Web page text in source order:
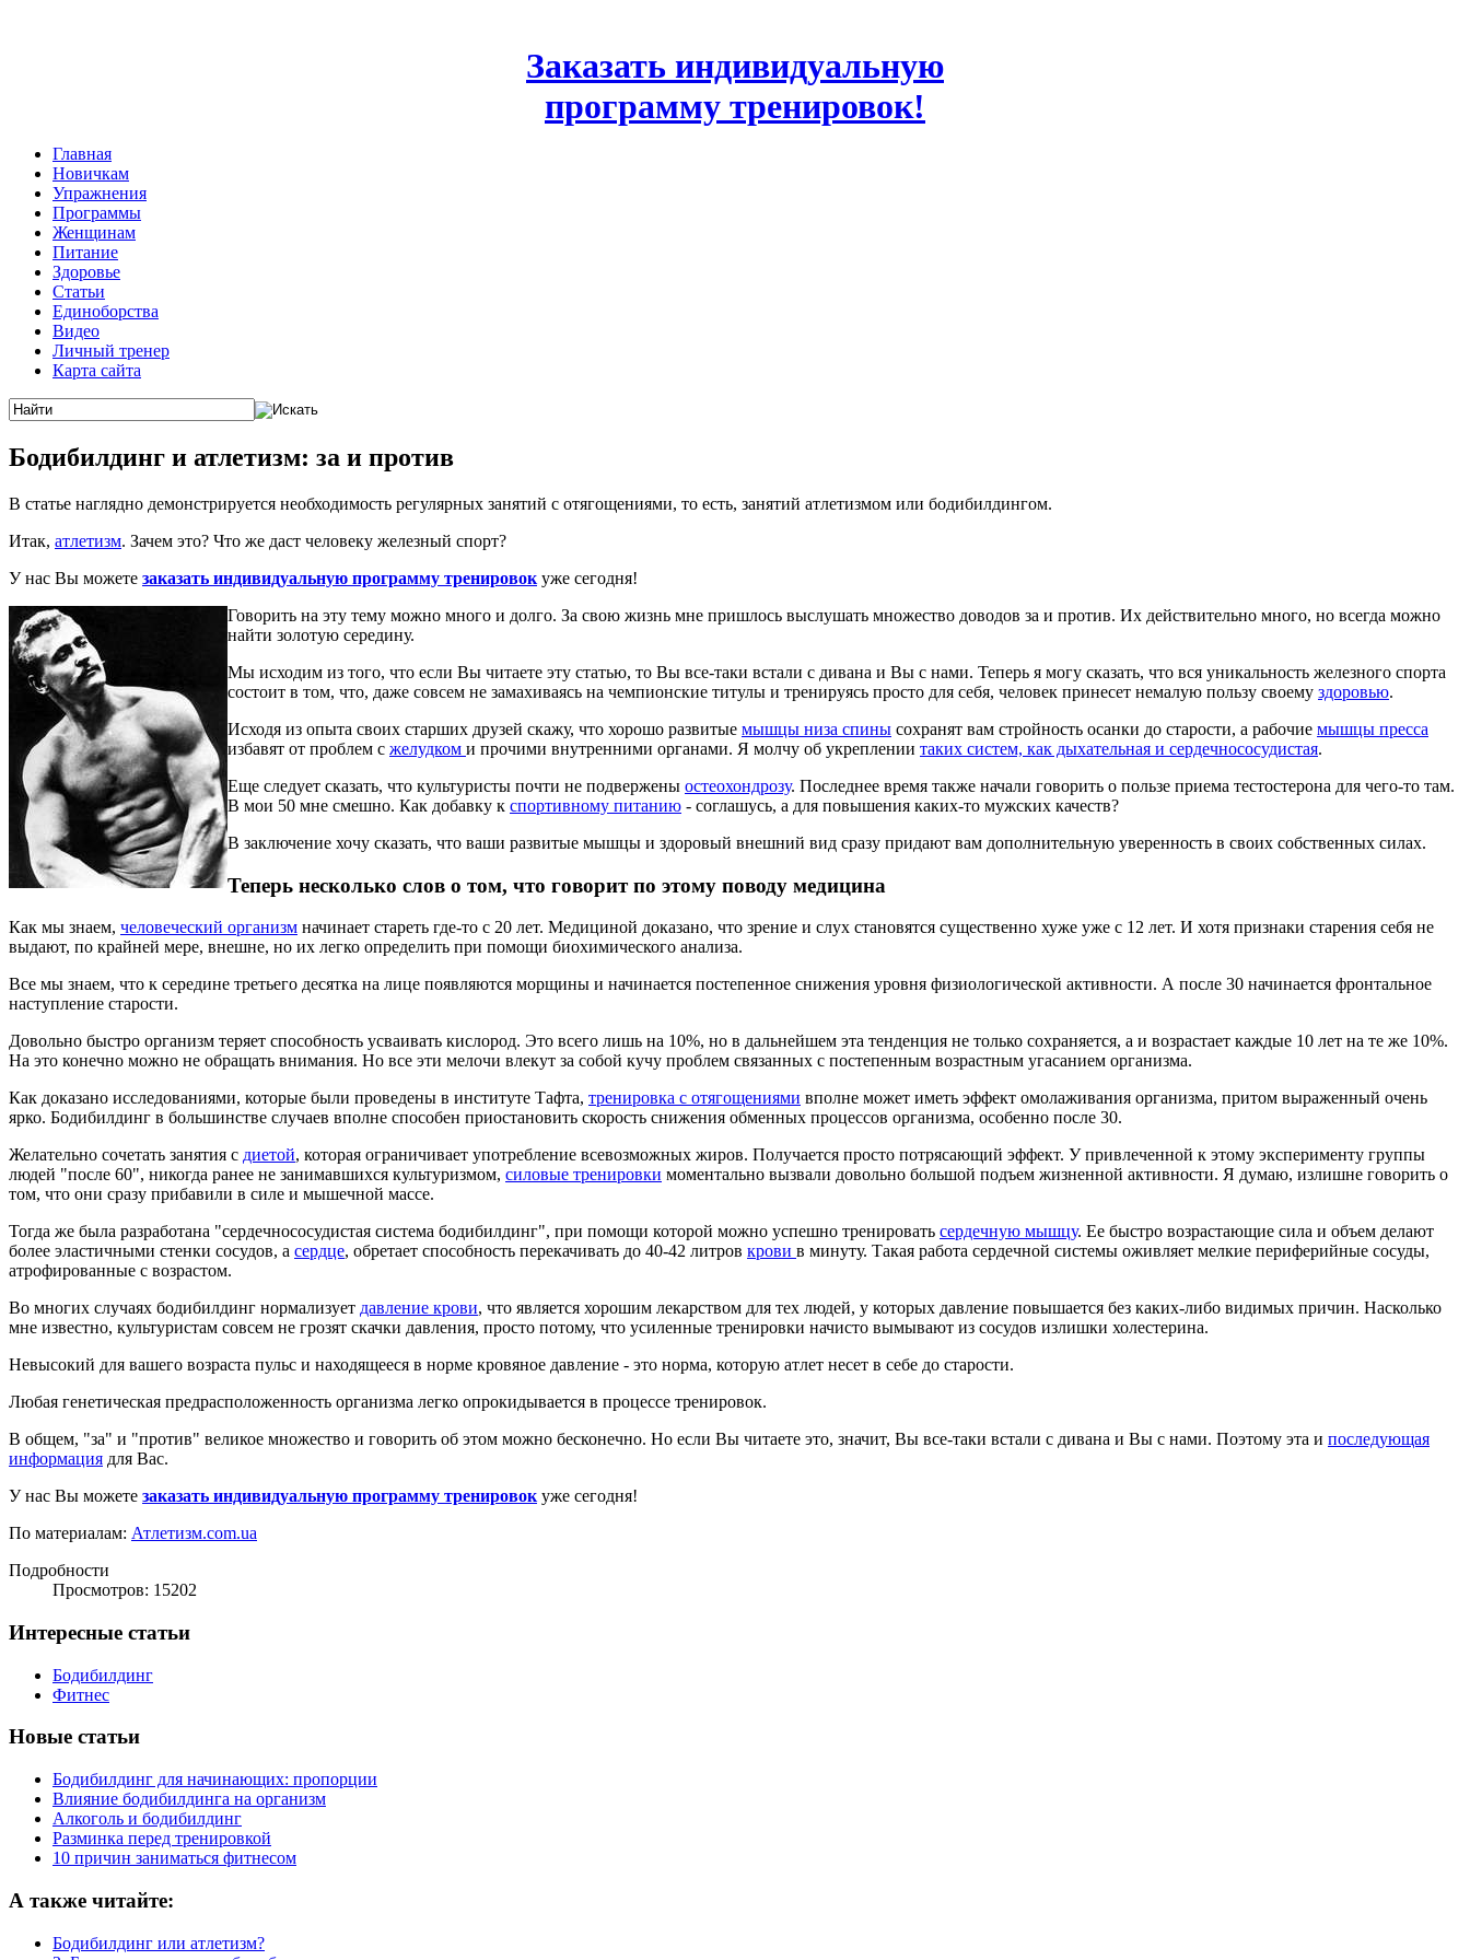
Заказать индивидуальную
программу тренировок!
Главная
Новичкам
Упражнения
Программы
Женщинам
Питание
Здоровье
Статьи
Единоборства
Видео
Личный тренер
Карта сайта
Бодибилдинг и атлетизм: за и против
В статье наглядно демонстрируется необходимость регулярных занятий с отягощениями, то есть, занятий атлетизмом или бодибилдингом.
Итак, атлетизм. Зачем это? Что же даст человеку железный спорт?
У нас Вы можете заказать индивидуальную программу тренировок уже сегодня!
Говорить на эту тему можно много и долго. За свою жизнь мне пришлось выслушать множество доводов за и против. Их действительно много, но всегда можно
найти золотую середину.
Мы исходим из того, что если Вы читаете эту статью, то Вы все-таки встали с дивана и Вы с нами. Теперь я могу сказать, что вся уникальность железного спорта
состоит в том, что, даже совсем не замахиваясь на чемпионские титулы и тренируясь просто для себя, человек принесет немалую пользу своему здоровью.
Исходя из опыта своих старших друзей скажу, что хорошо развитые мышцы низа спины сохранят вам стройность осанки до старости, а рабочие мышцы пресса
избавят от проблем с желудком и прочими внутренними органами. Я молчу об укреплении таких систем, как дыхательная и сердечнососудистая.
Еще следует сказать, что культуристы почти не подвержены остеохондрозу. Последнее время также начали говорить о пользе приема тестостерона для чего-то там.
В мои 50 мне смешно. Как добавку к спортивному питанию - соглашусь, а для повышения каких-то мужских качеств?
В заключение хочу сказать, что ваши развитые мышцы и здоровый внешний вид сразу придают вам дополнительную уверенность в своих собственных силах.
Теперь несколько слов о том, что говорит по этому поводу медицина
Как мы знаем, человеческий организм начинает стареть где-то с 20 лет. Медициной доказано, что зрение и слух становятся существенно хуже уже с 12 лет. И хотя признаки старения себя не
выдают, по крайней мере, внешне, но их легко определить при помощи биохимического анализа.
Все мы знаем, что к середине третьего десятка на лице появляются морщины и начинается постепенное снижения уровня физиологической активности. А после 30 начинается фронтальное
наступление старости.
Довольно быстро организм теряет способность усваивать кислород. Это всего лишь на 10%, но в дальнейшем эта тенденция не только сохраняется, а и возрастает каждые 10 лет на те же 10%.
На это конечно можно не обращать внимания. Но все эти мелочи влекут за собой кучу проблем связанных с постепенным возрастным угасанием организма.
Как доказано исследованиями, которые были проведены в институте Тафта, тренировка с отягощениями вполне может иметь эффект омолаживания организма, притом выраженный очень
ярко. Бодибилдинг в большинстве случаев вполне способен приостановить скорость снижения обменных процессов организма, особенно после 30.
Желательно сочетать занятия с диетой, которая ограничивает употребление всевозможных жиров. Получается просто потрясающий эффект. У привлеченной к этому эксперименту группы
людей "после 60", никогда ранее не занимавшихся культуризмом, силовые тренировки моментально вызвали довольно большой подъем жизненной активности. Я думаю, излишне говорить о
том, что они сразу прибавили в силе и мышечной массе.
Тогда же была разработана "сердечнососудистая система бодибилдинг", при помощи которой можно успешно тренировать сердечную мышцу. Ее быстро возрастающие сила и объем делают
более эластичными стенки сосудов, а сердце, обретает способность перекачивать до 40-42 литров крови в минуту. Такая работа сердечной системы оживляет мелкие периферийные сосуды,
атрофированные с возрастом.
Во многих случаях бодибилдинг нормализует давление крови, что является хорошим лекарством для тех людей, у которых давление повышается без каких-либо видимых причин. Насколько
мне известно, культуристам совсем не грозят скачки давления, просто потому, что усиленные тренировки начисто вымывают из сосудов излишки холестерина.
Невысокий для вашего возраста пульс и находящееся в норме кровяное давление - это норма, которую атлет несет в себе до старости.
Любая генетическая предрасположенность организма легко опрокидывается в процессе тренировок.
В общем, "за" и "против" великое множество и говорить об этом можно бесконечно. Но если Вы читаете это, значит, Вы все-таки встали с дивана и Вы с нами. Поэтому эта и последующая
информация для Вас.
У нас Вы можете заказать индивидуальную программу тренировок уже сегодня!
По материалам: Атлетизм.com.ua
Подробности
Просмотров: 15202
Интересные статьи
Бодибилдинг
Фитнес
Новые статьи
Бодибилдинг для начинающих: пропорции
Влияние бодибилдинга на организм
Алкоголь и бодибилдинг
Разминка перед тренировкой
10 причин заниматься фитнесом
А также читайте:
Бодибилдинг или атлетизм?